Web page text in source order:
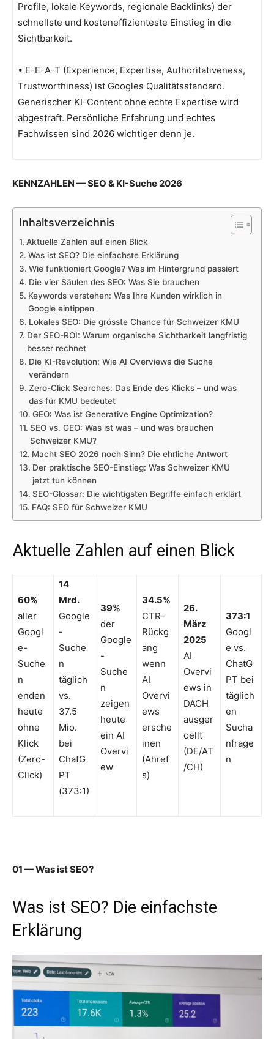
Profile, lokale Keywords, regionale Backlinks) der
schnellste und kosteneffizienteste Einstieg in die
Sichtbarkeit.
• E-E-A-T (Experience, Expertise, Authoritativeness,
Trustworthiness) ist Googles Qualitätsstandard.
Generischer KI-Content ohne echte Expertise wird
abgestraft. Persönliche Erfahrung und echtes
Fachwissen sind 2026 wichtiger denn je.
KENNZAHLEN — SEO & KI-Suche 2026
Inhaltsverzeichnis
Aktuelle Zahlen auf einen Blick
Was ist SEO? Die einfachste Erklärung
Wie funktioniert Google? Was im Hintergrund passiert
Die vier Säulen des SEO: Was Sie brauchen
Keywords verstehen: Was Ihre Kunden wirklich in
Google eintippen
Lokales SEO: Die grösste Chance für Schweizer KMU
Der SEO-ROI: Warum organische Sichtbarkeit langfristig
besser rechnet
Die KI-Revolution: Wie AI Overviews die Suche
verändern
Zero-Click Searches: Das Ende des Klicks – und was
das für KMU bedeutet
GEO: Was ist Generative Engine Optimization?
SEO vs. GEO: Was ist was – und was brauchen
Schweizer KMU?
Macht SEO 2026 noch Sinn? Die ehrliche Antwort
Der praktische SEO-Einstieg: Was Schweizer KMU
jetzt tun können
SEO-Glossar: Die wichtigsten Begriffe einfach erklärt
FAQ: SEO für Schweizer KMU
Aktuelle Zahlen auf einen Blick
60%
aller
Googl
e-
Suche
n
enden
heute
ohne
Klick
(Zero-
Click)
14
Mrd.
Google
-
Suche
n
täglich
vs.
37.5
Mio.
bei
ChatG
PT
(373:1)
39%
der
Google
-
Suche
n
zeigen
heute
ein AI
Overvi
ew
34.5%
CTR-
Rückg
ang
wenn
AI
Overvi
ews
ersche
inen
(Ahref
s)
26.
März
2025
AI
Overvi
ews in
DACH
ausger
oellt
(DE/AT
/CH)
373:1
Googl
e vs.
ChatG
PT bei
täglich
en
Sucha
nfrage
n
01 — Was ist SEO?
Was ist SEO? Die einfachste
Erklärung